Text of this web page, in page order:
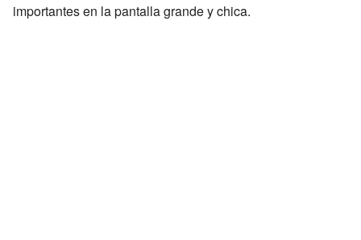
importantes en la pantalla grande y chica.